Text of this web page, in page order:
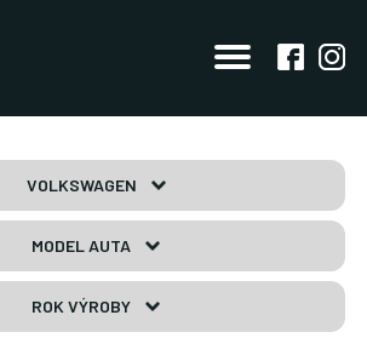
VOLKSWAGEN
MODEL AUTA
ROK VÝROBY